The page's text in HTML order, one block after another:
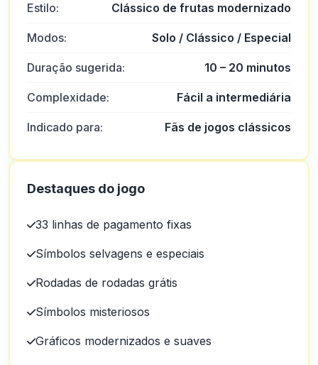
Estilo: Clássico de frutas modernizado
Modos: Solo / Clássico / Especial
Duração sugerida: 10 – 20 minutos
Complexidade: Fácil a intermediária
Indicado para: Fãs de jogos clássicos
Destaques do jogo
33 linhas de pagamento fixas
Símbolos selvagens e especiais
Rodadas de rodadas grátis
Símbolos misteriosos
Gráficos modernizados e suaves